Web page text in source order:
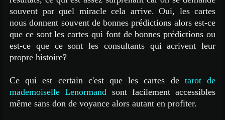
souvent par quel miracle cela arrive. Oui, les cartes
nous donnent souvent de bonnes prédictions alors est-ce
que ce sont les cartes qui font de bonnes prédictions ou
est-ce que ce sont les consultants qui acrivent leur
propre histoire?
Ce qui est certain c'est que les cartes de tarot de
mademoiselle Lenormand sont facilement accessibles
même sans don de voyance alors autant en profiter.